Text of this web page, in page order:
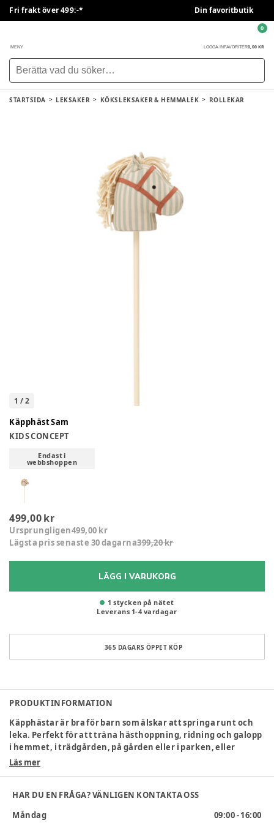
Fri frakt över 499:-* Din favoritbutik
MENY LOGGA IN FAVORITER0,00 KR
0
STARTSIDA LEKSAKER KÖKSLEKSAKER & HEMMALEK ROLLEKAR
1 /2
Käpphäst Sam
KIDS CONCEPT
Endast i
webbshoppen
499,00 kr
Ursprungligen499,00 kr
Lägsta pris senaste 30 dagarna399,20 kr
LÄGG I VARUKORG
1 stycken på nätet
Leverans 1-4 vardagar
365 DAGARS ÖPPET KÖP
PRODUKTINFORMATION
Käpphästar är bra för barn som älskar att springa runt och
leka. Perfekt för att träna hästhoppning, ridning och galopp
i hemmet, i trädgården, på gården eller i parken, eller
kanske rida ut i skogen. Sam den roliga hästen hjälper barn
leken full av fart och aktivitet.
Mått:25,5 x 15,5 x 89 cm.
Läs mer
HAR DU EN FRÅGA? VÄNLIGEN KONTAKTA OSS
Måndag
09:00 - 16:00